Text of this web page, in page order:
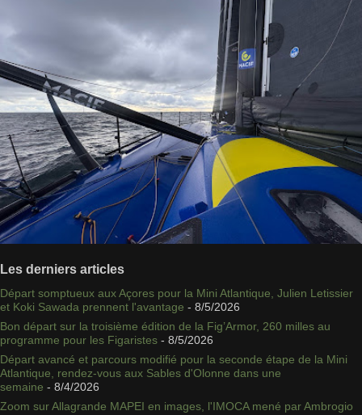
Les derniers articles
Départ somptueux aux Açores pour la Mini Atlantique, Julien Letissier
et Koki Sawada prennent l'avantage - 8/5/2026
Bon départ sur la troisième édition de la Fig’Armor, 260 milles au
programme pour les Figaristes - 8/5/2026
Départ avancé et parcours modifié pour la seconde étape de la Mini
Atlantique, rendez-vous aux Sables d'Olonne dans une
semaine - 8/4/2026
Zoom sur Allagrande MAPEI en images, l'IMOCA mené par Ambrogio